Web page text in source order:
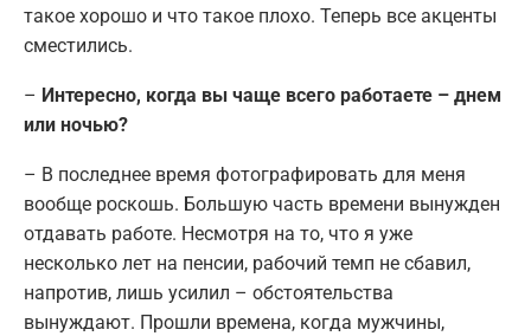
такое хорошо и что такое плохо. Теперь все акценты
сместились.
– Интересно, когда вы чаще всего работаете – днем
или ночью?
– В последнее время фотографировать для меня
вообще роскошь. Большую часть времени вынужден
отдавать работе. Несмотря на то, что я уже
несколько лет на пенсии, рабочий темп не сбавил,
напротив, лишь усилил – обстоятельства
вынуждают. Прошли времена, когда мужчины,